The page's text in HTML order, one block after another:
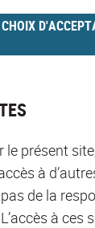
le présent
à
de la
à ces